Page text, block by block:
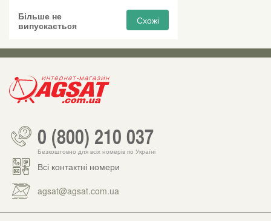
Більше не
випускається
Схожі
0 (800) 210 037
Безкоштовно для всіх номерів по Україні
Всі контактні номери
agsat@agsat.com.ua